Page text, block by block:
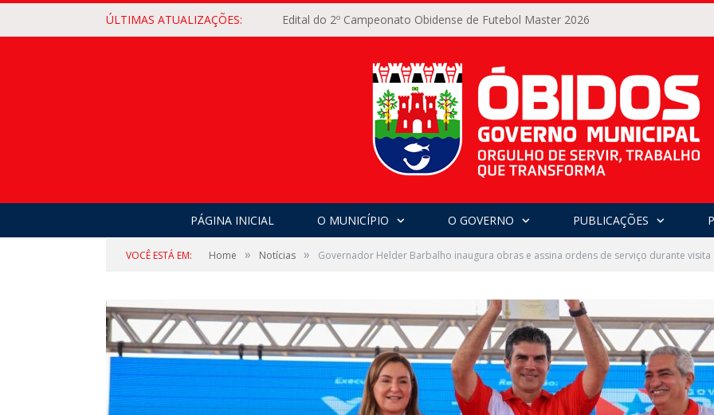
ÚLTIMAS ATUALIZAÇÕES: Edital do 2º Campeonato Obidense de Futebol Master 2026
PÁGINA INICIAL O MUNICÍPIO O GOVERNO PUBLICAÇÕES
VOCÊ ESTÁ EM: Home » Notícias » Governador Helder Barbalho inaugura obras e assina ordens de serviço durante visita